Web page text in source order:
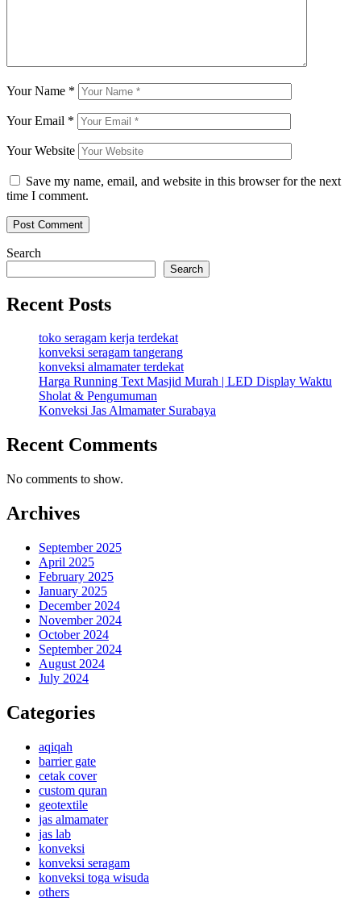
Your Name *
Your Email *
Your Website
Save my name, email, and website in this browser for the next
time I comment.
Search
Search
Recent Posts
toko seragam kerja terdekat
konveksi seragam tangerang
konveksi almamater terdekat
Harga Running Text Masjid Murah | LED Display Waktu
Sholat & Pengumuman
Konveksi Jas Almamater Surabaya
Recent Comments
No comments to show.
Archives
September 2025
April 2025
February 2025
January 2025
December 2024
November 2024
October 2024
September 2024
August 2024
July 2024
Categories
aqiqah
barrier gate
cetak cover
custom quran
geotextile
jas almamater
jas lab
konveksi
konveksi seragam
konveksi toga wisuda
others